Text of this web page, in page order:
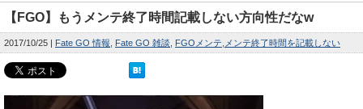
【FGO】もうメンテ終了時間記載しない方向性だなw
2017/10/25 Fate GO 情報 Fate GO 雑談 FGOメンテ メンテ終了時間を記載しない